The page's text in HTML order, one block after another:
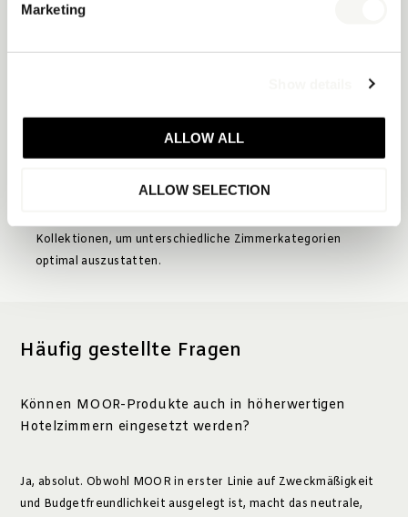
Marketing
ALLOW ALL
ALLOW SELECTION
Produktmerkmale
Kollektion,
Sortiment,
Ja Ja
Viele Hotels wählen je nach Zimmertyp, Budget und
Kollektionen, um unterschiedliche Zimmerkategorien
optimal auszustatten.
Häufig gestellte Fragen
Können MOOR-Produkte auch in höherwertigen
Hotelzimmern eingesetzt werden?
Ja, absolut. Obwohl MOOR in erster Linie auf Zweckmäßigkeit
und Budgetfreundlichkeit ausgelegt ist, macht das neutrale,